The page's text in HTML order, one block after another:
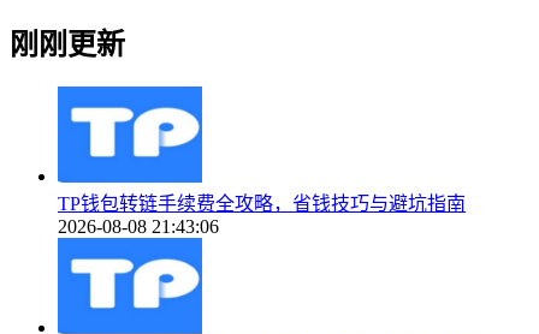
刚刚更新
TP钱包转链手续费全攻略，省钱技巧与避坑指南
2026-08-08 21:43:06